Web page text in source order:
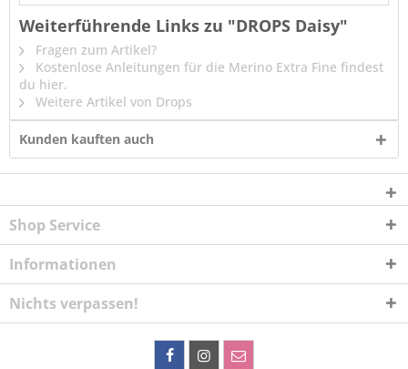
Weiterführende Links zu "DROPS Daisy"
Fragen zum Artikel?
Kostenlose Anleitungen für die Merino Extra Fine findest
du hier.
Weitere Artikel von Drops
Kunden kauften auch
Shop Service
Informationen
Nichts verpassen!